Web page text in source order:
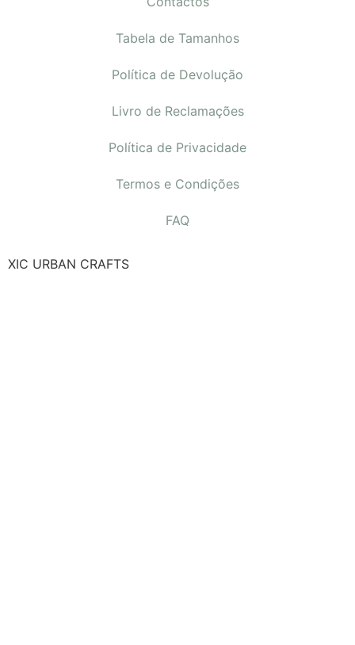
Tabela de Tamanhos
Política de Devolução
Livro de Reclamações
Política de Privacidade
Termos e Condições
FAQ
XIC URBAN CRAFTS